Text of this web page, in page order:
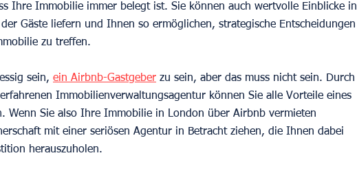
Ihre Immobilie immer belegt ist. Sie können auch wertvolle Einblicke in
Gäste liefern und Ihnen so ermöglichen, strategische Entscheidungen
zu treffen.
sein, ein Airbnb-Gastgeber zu sein, aber das muss nicht sein. Durch
Immobilienverwaltungsagentur können Sie alle Vorteile eines
Wenn Sie also Ihre Immobilie in London über Airbnb vermieten
mit einer seriösen Agentur in Betracht ziehen, die Ihnen dabei
herauszuholen.